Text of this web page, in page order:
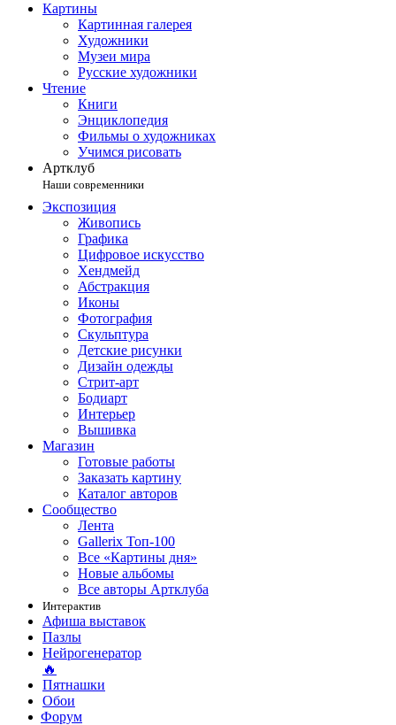
Картины
Картинная галерея
Художники
Музеи мира
Русские художники
Чтение
Книги
Энциклопедия
Фильмы о художниках
Учимся рисовать
Артклуб
Наши современники
Экспозиция
Живопись
Графика
Цифровое искусство
Хендмейд
Абстракция
Иконы
Фотография
Скульптура
Детские рисунки
Дизайн одежды
Стрит-арт
Бодиарт
Интерьер
Вышивка
Магазин
Готовые работы
Заказать картину
Каталог авторов
Сообщество
Лента
Gallerix Топ-100
Все «Картины дня»
Новые альбомы
Все авторы Артклуба
Интерактив
Афиша выставок
Пазлы
Нейрогенератор
🔥
Пятнашки
Обои
Форум